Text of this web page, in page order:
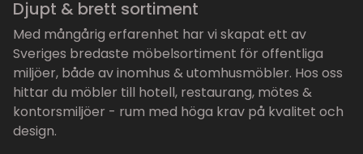
Djupt & brett sortiment
Med mångårig erfarenhet har vi skapat ett av
Sveriges bredaste möbelsortiment för offentliga
miljöer, både av inomhus & utomhusmöbler. Hos oss
hittar du möbler till hotell, restaurang, mötes &
kontorsmiljöer - rum med höga krav på kvalitet och
design.